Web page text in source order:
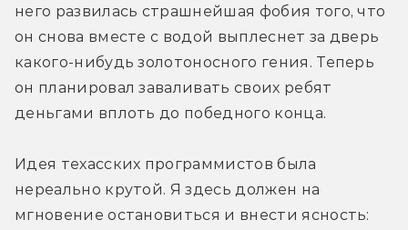
него развилась страшнейшая фобия того, что
он снова вместе с водой выплеснет за дверь
какого-нибудь золотоносного гения. Теперь
он планировал заваливать своих ребят
деньгами вплоть до победного конца.
Идея техасских программистов была
нереально крутой. Я здесь должен на
мгновение остановиться и внести ясность: